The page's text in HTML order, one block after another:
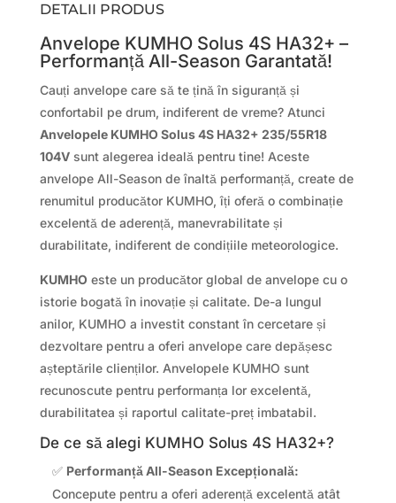
DETALII PRODUS
Anvelope KUMHO Solus 4S HA32+ –
Performanță All-Season Garantată!
Cauți anvelope care să te țină în siguranță și
confortabil pe drum, indiferent de vreme? Atunci
Anvelopele KUMHO Solus 4S HA32+ 235/55R18
104Vsunt alegerea ideală pentru tine! Aceste
anvelope All-Season de înaltă performanță, create de
renumitul producător KUMHO, îți oferă o combinație
excelentă de aderență, manevrabilitate și
durabilitate, indiferent de condițiile meteorologice.
KUMHO este un producător global de anvelope cu o
istorie bogată în inovație și calitate. De-a lungul
anilor, KUMHO a investit constant în cercetare și
dezvoltare pentru a oferi anvelope care depășesc
așteptările clienților. Anvelopele KUMHO sunt
recunoscute pentru performanța lor excelentă,
durabilitatea și raportul calitate-preț imbatabil.
De ce să alegi KUMHO Solus 4S HA32+?
✅ Performanță All-Season Excepțională:
Concepute pentru a oferi aderență excelentă atât